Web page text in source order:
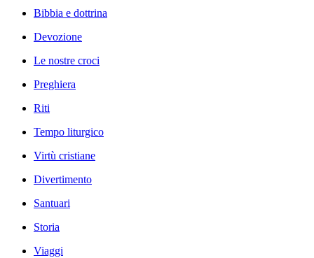
Bibbia e dottrina
Devozione
Le nostre croci
Preghiera
Riti
Tempo liturgico
Virtù cristiane
Divertimento
Santuari
Storia
Viaggi